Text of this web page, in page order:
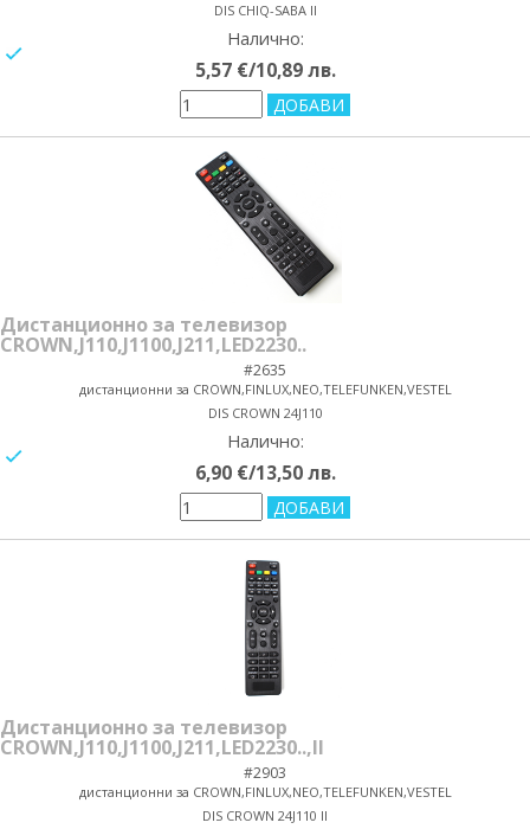
DIS CHIQ-SABA II
Налично:
5,57 €/10,89 лв.
Дистанционно за телевизор
CROWN,J110,J1100,J211,LED2230..
#2635
дистанционни за CROWN,FINLUX,NEO,TELEFUNKEN,VESTEL
DIS CROWN 24J110
Налично:
6,90 €/13,50 лв.
Дистанционно за телевизор
CROWN,J110,J1100,J211,LED2230..,II
#2903
дистанционни за CROWN,FINLUX,NEO,TELEFUNKEN,VESTEL
DIS CROWN 24J110 II